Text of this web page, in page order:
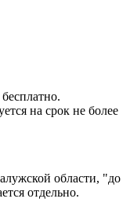
на срок не более
области, "до
отдельно.